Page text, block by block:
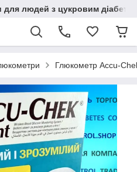
для людей з цукровим
Глюкометр Accu-